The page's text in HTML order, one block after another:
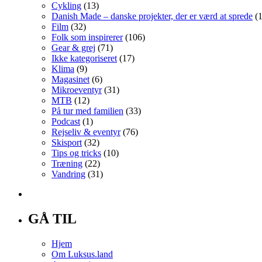
Cykling (13)
Danish Made – danske projekter, der er værd at sprede
Film (32)
Folk som inspirerer(106)
Gear & grej (71)
Ikke kategoriseret (17)
Klima (9)
Magasinet (6)
Mikroeventyr(31)
MTB (12)
På tur med familien (33)
Podcast (1)
Rejseliv & eventyr(76)
Skisport (32)
Tips og tricks (10)
Træning (22)
Vandring (31)
GÅ TIL
Hjem
Om Luksus.land